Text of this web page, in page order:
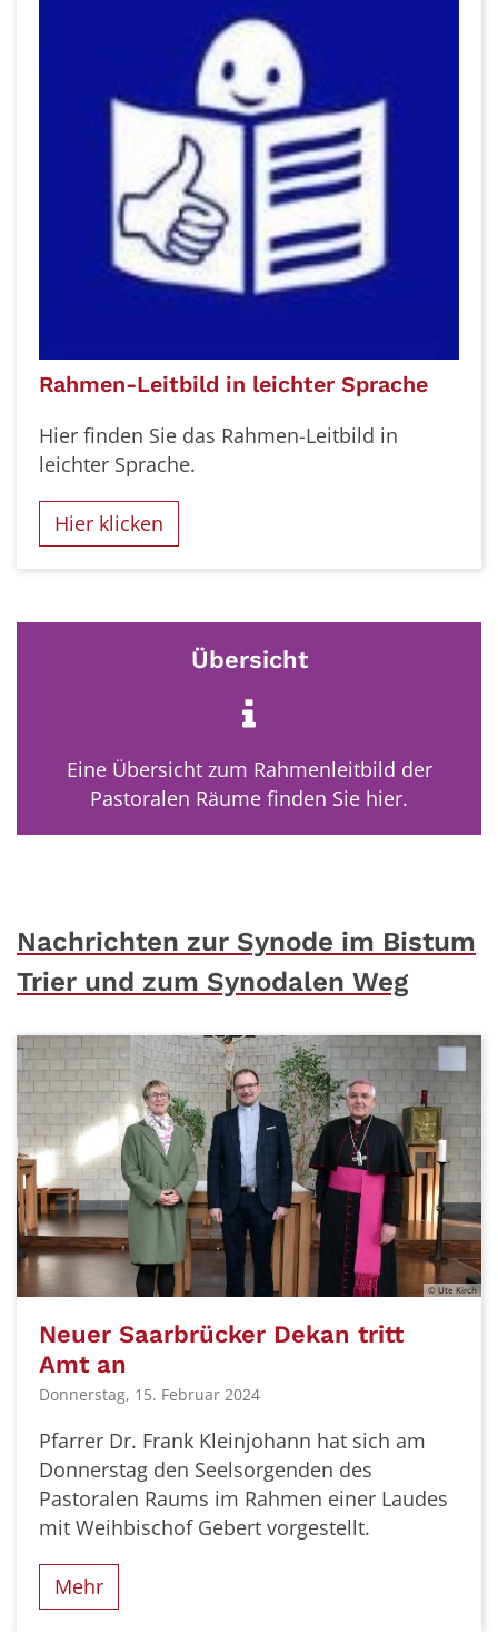
Rahmen-Leitbild in leichter Sprache
Hier finden Sie das Rahmen-Leitbild in
leichter Sprache.
Hier klicken
Übersicht
Eine Übersicht zum Rahmenleitbild der
Pastoralen Räume finden Sie hier.
Nachrichten zur Synode im Bistum
Trier und zum Synodalen Weg
© Ute Kirch
Neuer Saarbrücker Dekan tritt
Amt an
Donnerstag, 15. Februar 2024
Pfarrer Dr. Frank Kleinjohann hat sich am
Donnerstag den Seelsorgenden des
Pastoralen Raums im Rahmen einer Laudes
mit Weihbischof Gebert vorgestellt.
Mehr